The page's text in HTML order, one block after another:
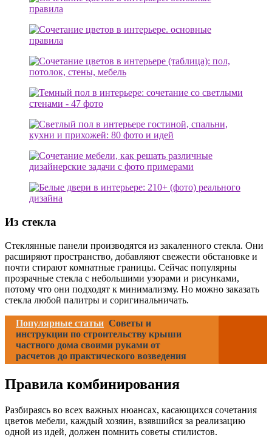
Из стекла
Стеклянные панели производятся из закаленного стекла. Они
расширяют пространство, добавляют свежести обстановке и
почти стирают комнатные границы. Сейчас популярны
прозрачные стекла с небольшими узорами и рисунками,
потому что они подходят к минимализму. Но можно заказать
стекла любой палитры и соригинальничать.
Популярные статьи Советы и
инструкции по строительству крыши
частного дома своими руками от
расчетов до практического возведения
Правила комбинирования
Разбираясь во всех важных нюансах, касающихся сочетания
цветов мебели, каждый хозяин, взявшийся за реализацию
одной из идей, должен помнить советы стилистов.